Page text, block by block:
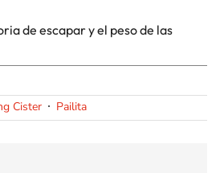
de escapar y el peso de las
Cister Pailita